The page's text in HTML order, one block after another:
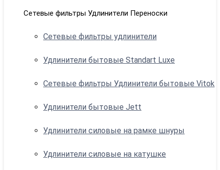
Сетевые фильтры Удлинители Переноски
Сетевые фильтры удлинители
Удлинители бытовые Standart Luxe
Сетевые фильтры Удлинители бытовые Vitok
Удлинители бытовые Jett
Удлинители силовые на рамке шнуры
Удлинители силовые на катушке